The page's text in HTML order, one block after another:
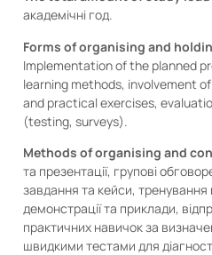
академічні год.
Forms of organising and
Implementation of the planned
learning methods, involvement
and practical exercises,
(testing, surveys).
Methods of organising and
та презентації, групові
завдання та кейси,
демонстрації та приклади,
практичних навичок за
швидкими тестами для